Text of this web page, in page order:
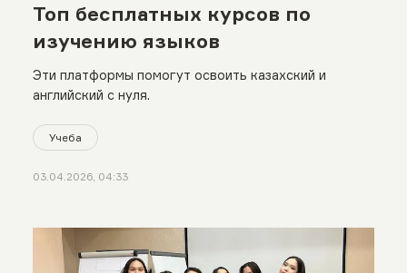
Топ бесплатных курсов по
изучению языков
Эти платформы помогут освоить казахский и
английский с нуля.
Учеба
03.04.2026, 04:33